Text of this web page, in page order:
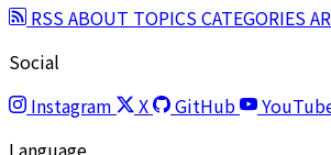
RSSABOUT TOPICSCATEGORIES
Social
Instagram
X GitHub
Language